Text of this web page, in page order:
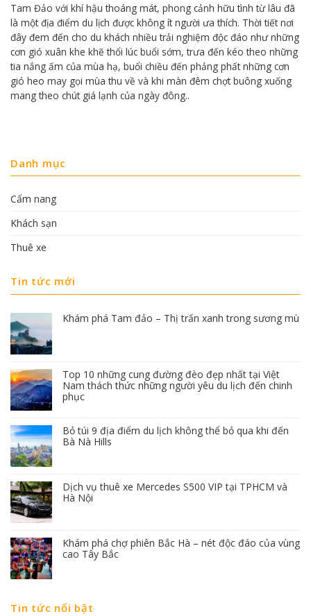
Tam Đảo với khí hậu thoáng mát, phong cảnh hữu tình từ lâu đã
là một địa điểm du lịch được không ít người ưa thích. Thời tiết nơi
đây đem đến cho du khách nhiều trải nghiệm độc đáo như những
cơn gió xuân khe khẽ thổi lúc buổi sớm, trưa đến kéo theo những
tia nắng ấm của mùa hạ, buổi chiều đến phảng phất những cơn
gió heo may gọi mùa thu về và khi màn đêm chợt buông xuống
mang theo chút giá lạnh của ngày đông..
Danh mục
Cẩm nang
Khách sạn
Thuê xe
Tin tức mới
Khám phá Tam đảo – Thị trấn xanh trong sương mù
Top 10 những cung đường đèo đẹp nhất tại Việt
Nam thách thức những người yêu du lịch đến chinh
phục
Bỏ túi 9 địa điểm du lịch không thể bỏ qua khi đến
Bà Nà Hills
Dịch vụ thuê xe Mercedes S500 VIP tại TPHCM và
Hà Nội
Khám phá chợ phiên Bắc Hà – nét độc đáo của vùng
cao Tây Bắc
Tin tức nổi bật